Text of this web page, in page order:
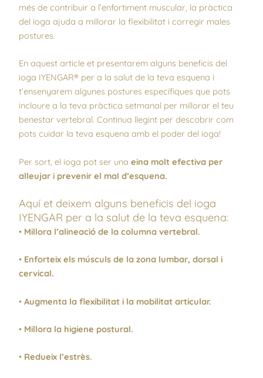
més de contribuir a l’enfortiment muscular, la pràctica
del ioga ajuda a millorar la flexibilitat i corregir males
postures.
En aquest article et presentarem alguns beneficis del
ioga IYENGAR® per a la salut de la teva esquena i
t’ensenyarem algunes postures específiques que pots
incloure a la teva pràctica setmanal per millorar el teu
benestar vertebral. Continua llegint per descobrir com
pots cuidar la teva esquena amb el poder del ioga!
Per sort, el ioga pot ser unaeina molt efectiva per
alleujar i prevenir el mal d’esquena.
Aquí et deixem alguns beneficis del ioga
IYENGAR per a la salut de la teva esquena:
• Millora l’alineació de la columna vertebral.
• Enforteix els músculs de la zona lumbar, dorsal i
cervical.
•Augmenta la flexibilitat i la mobilitat articular.
• Millora la higiene postural.
• Redueix l’estrès.